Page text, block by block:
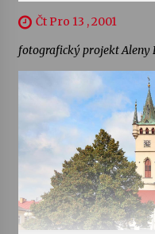
Čt Pro 13 , 2001
fotografický projekt Aleny